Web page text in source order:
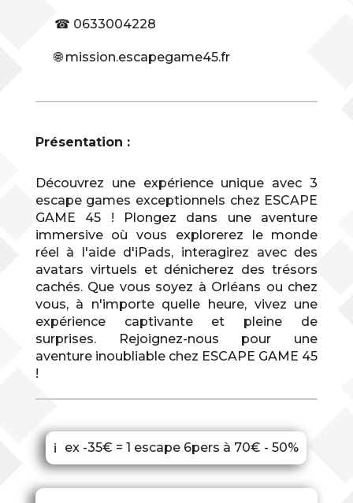
☎ 0633004228
🌐 mission.escapegame45.fr
Présentation :
Découvrez une expérience unique avec 3
escape games exceptionnels chez ESCAPE
GAME 45 ! Plongez dans une aventure
immersive où vous explorerez le monde
réel à l'aide d'iPads, interagirez avec des
avatars virtuels et dénicherez des trésors
cachés. Que vous soyez à Orléans ou chez
vous, à n'importe quelle heure, vivez une
expérience captivante et pleine de
surprises. Rejoignez-nous pour une
aventure inoubliable chez ESCAPE GAME 45
!
ℹ ex -35€ = 1 escape 6pers à 70€ - 50%